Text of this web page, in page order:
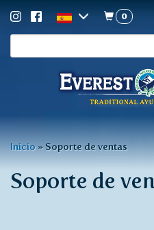
de
búsqueda
0
Usted
está
aquí
Inicio » Soporte de ventas
Soporte de